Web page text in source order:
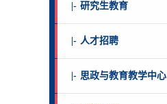
|- 研究生教育
|- 人才招聘
|- 思政与教育教学中心